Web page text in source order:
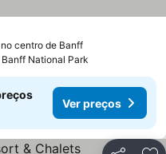
centro de Banff
National Park
Ver preços